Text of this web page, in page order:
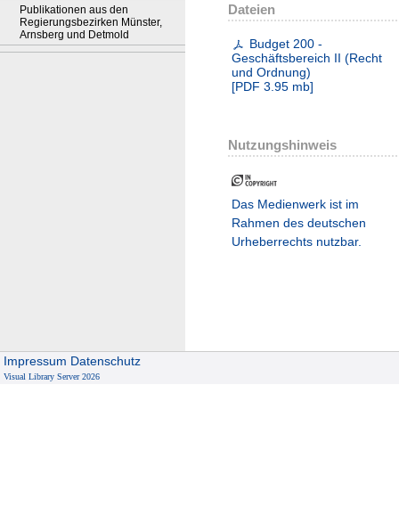
Publikationen aus den
Regierungsbezirken Münster,
Arnsberg und Detmold
Dateien
Budget 200 -
Geschäftsbereich II (Recht
und Ordnung)
[PDF 3.95 mb]
Nutzungshinweis
Das Medienwerk ist im
Rahmen des deutschen
Urheberrechts nutzbar.
Impressum Datenschutz
Visual Library Server 2026